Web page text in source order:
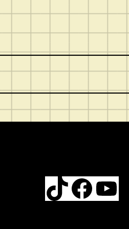
TikTok Facebook YouTube